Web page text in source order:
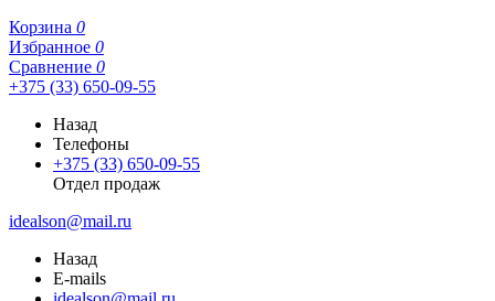
Корзина 0
Избранное 0
Сравнение 0
+375 (33) 650-09-55
Назад
Телефоны
+375 (33) 650-09-55
Отдел продаж
idealson@mail.ru
Назад
E-mails